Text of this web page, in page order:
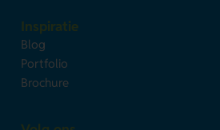
Inspiratie
Blog
Portfolio
Brochure